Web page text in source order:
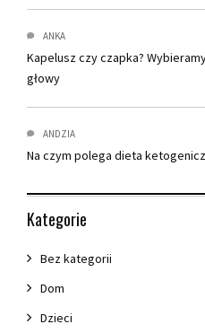
ANKA
Kapelusz czy czapka?
głowy
ANDZIA
Na czym polega dieta
Kategorie
Bez kategorii
Dom
Dzieci